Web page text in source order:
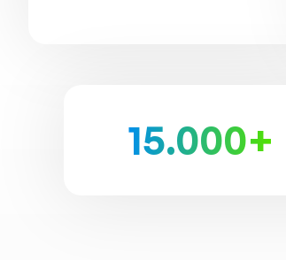
15.000+